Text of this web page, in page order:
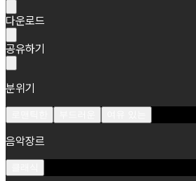
다운로드
공유하기
분위기
음악장르